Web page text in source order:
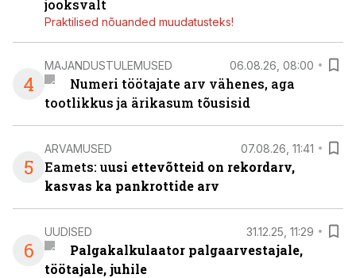
jooksvalt
Praktilised nõuanded muudatusteks!
4
MAJANDUSTULEMUSED 06.08.26, 08:00
Numeri töötajate arv vähenes, aga
tootlikkus ja ärikasum tõusisid
5
ARVAMUSED 07.08.26, 11:41
Eamets: uusi ettevõtteid on rekordarv,
kasvas ka pankrottide arv
6
UUDISED 31.12.25, 11:29
Palgakalkulaator palgaarvestajale,
töötajale, juhile